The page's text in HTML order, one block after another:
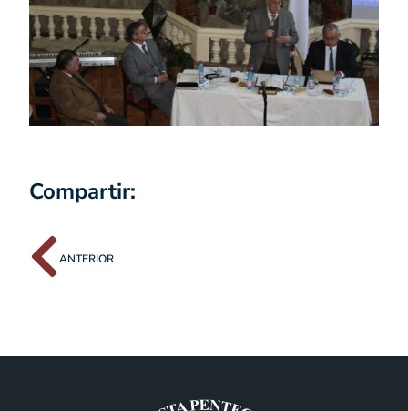
Compartir:
ANTERIOR